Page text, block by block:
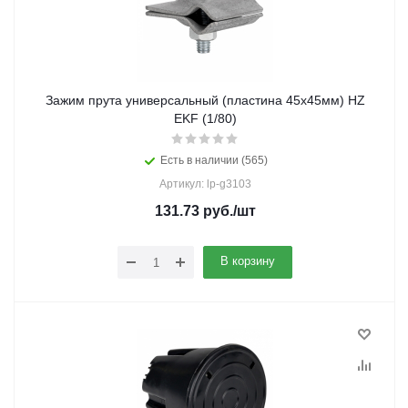
Зажим прута универсальный (пластина 45х45мм) HZ
EKF (1/80)
Есть в наличии (565)
Артикул: lp-g3103
131.73руб./шт
В корзину